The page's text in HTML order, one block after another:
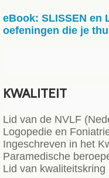
eBook: SLISSEN en
oefeningen die je
KWALITEIT
Lid van de NVLF
Logopedie en
Ingeschreven in het
Paramedische
Lid van kwaliteitskring